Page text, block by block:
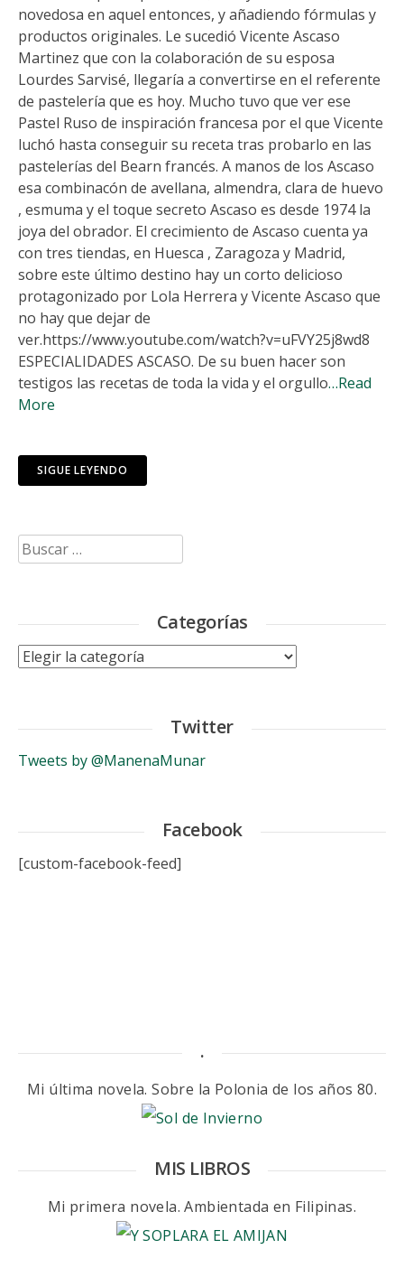
novedosa en aquel entonces, y añadiendo fórmulas y
productos originales. Le sucedió Vicente Ascaso
Martinez que con la colaboración de su esposa
Lourdes Sarvisé, llegaría a convertirse en el referente
de pastelería que es hoy. Mucho tuvo que ver ese
Pastel Ruso de inspiración francesa por el que Vicente
luchó hasta conseguir su receta tras probarlo en las
pastelerías del Bearn francés. A manos de los Ascaso
esa combinacón de avellana, almendra, clara de huevo
, esmuma y el toque secreto Ascaso es desde 1974 la
joya del obrador. El crecimiento de Ascaso cuenta ya
con tres tiendas, en Huesca , Zaragoza y Madrid,
sobre este último destino hay un corto delicioso
protagonizado por Lola Herrera y Vicente Ascaso que
no hay que dejar de
ver.https://www.youtube.com/watch?v=uFVY25j8wd8
ESPECIALIDADES ASCASO. De su buen hacer son
testigos las recetas de toda la vida y el orgullo…Read
More
SIGUE LEYENDO
Buscar:
Categorías
Categorías
Twitter
Tweets by @ManenaMunar
Facebook
[custom-facebook-feed]
.
Mi última novela. Sobre la Polonia de los años 80.
MIS LIBROS
Mi primera novela. Ambientada en Filipinas.